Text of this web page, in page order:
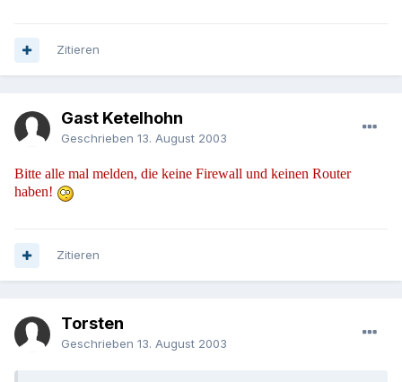
Zitieren
Gast Ketelhohn
Geschrieben 13. August 2003
Bitte alle mal melden, die keine Firewall und keinen Router
haben!
Zitieren
Torsten
Geschrieben 13. August 2003